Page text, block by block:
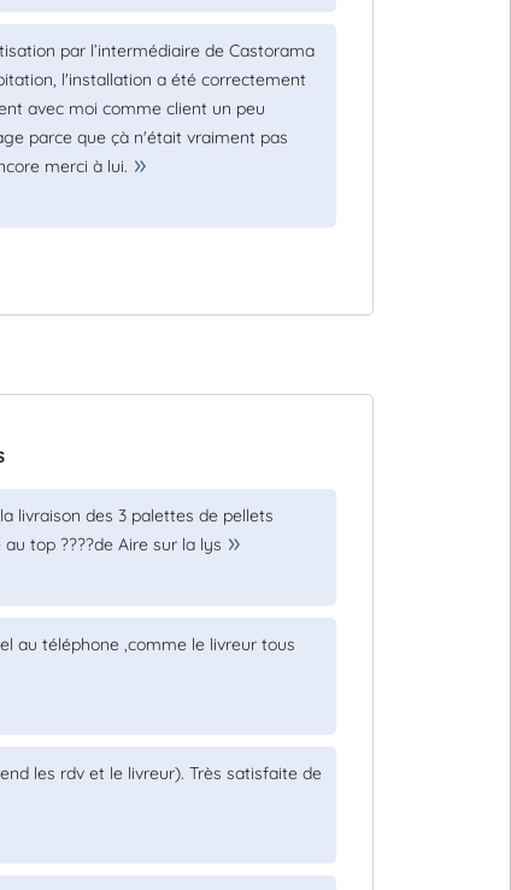
par l’intermédiaire de Castorama
l'installation a été correctement
avec moi comme client un peu
parce que çà n'était vraiment pas
merci à lui.
livraison des 3 palettes de pellets
top ????de Aire sur la lys
au téléphone ,comme le livreur tous
les rdv et le livreur). Très satisfaite de